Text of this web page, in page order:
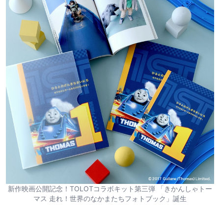
新作映画公開記念！TOLOTコラボキット第三弾 「きかんしゃトー
マス 走れ！世界のなかまたちフォトブック」誕生